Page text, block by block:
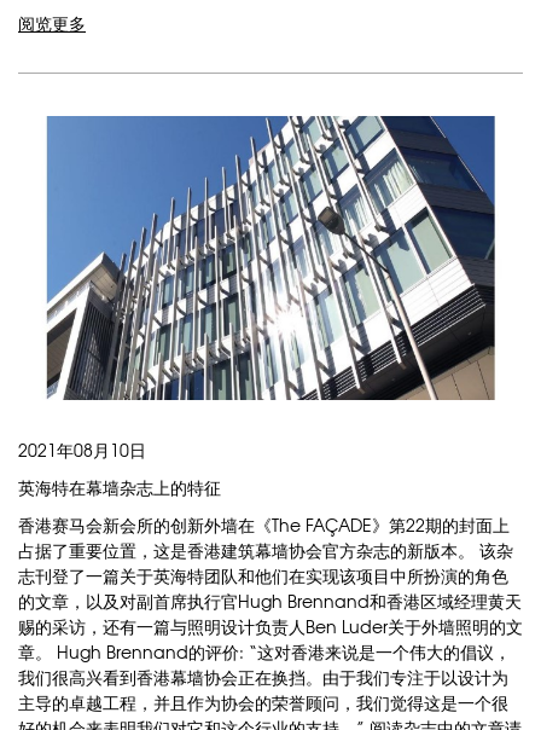
阅览更多
2021年08月10日
英海特在幕墙杂志上的特征
香港赛马会新会所的创新外墙在《The FAÇADE》第22期的封面上
占据了重要位置，这是香港建筑幕墙协会官方杂志的新版本。 该杂
志刊登了一篇关于英海特团队和他们在实现该项目中所扮演的角色
的文章，以及对副首席执行官Hugh Brennand和香港区域经理黄天
赐的采访，还有一篇与照明设计负责人Ben Luder关于外墙照明的文
章。 Hugh Brennand的评价: “这对香港来说是一个伟大的倡议，
我们很高兴看到香港幕墙协会正在换挡。由于我们专注于以设计为
主导的卓越工程，并且作为协会的荣誉顾问，我们觉得这是一个很